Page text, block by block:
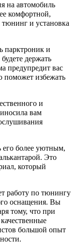
на автомобиль
комфортной,
и установка
парктроник и
держать
предупредит вас
поможет избежать
и
вам
его более уютным,
Это
который
работу по тюнингу
оснащения. Вы
тому, что при
большой опыт